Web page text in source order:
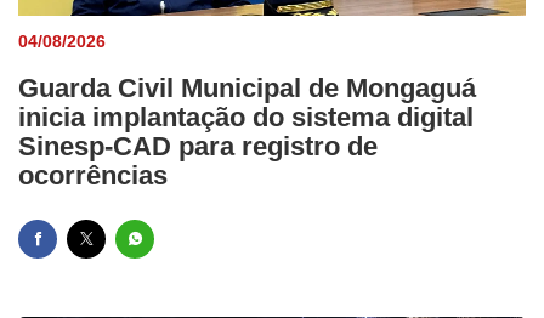
04/08/2026
Guarda Civil Municipal de Mongaguá
inicia implantação do sistema digital
Sinesp-CAD para registro de
ocorrências